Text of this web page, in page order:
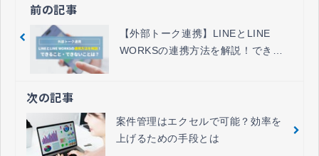
前の記事
【外部トーク連携】LINEとLINE
WORKSの連携方法を解説！できる
次の記事
案件管理はエクセルで可能？効率を
上げるための手段とは